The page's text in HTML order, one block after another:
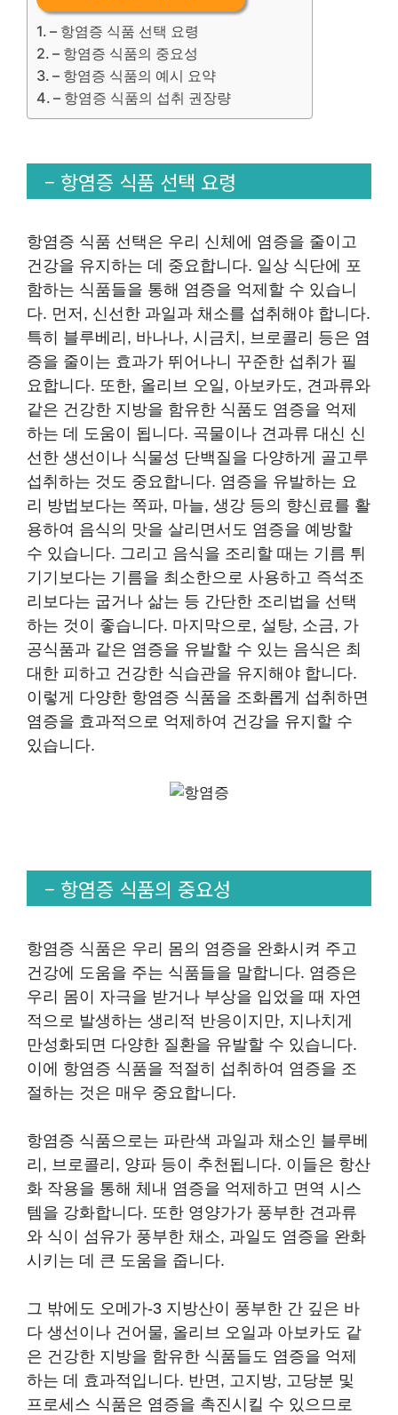
– 항염증 식품 선택 요령
– 항염증 식품의 중요성
– 항염증 식품의 예시 요약
– 항염증 식품의 섭취 권장량
– 항염증 식품 선택 요령
항염증 식품 선택은 우리 신체에 염증을 줄이고
건강을 유지하는 데 중요합니다. 일상 식단에 포
함하는 식품들을 통해 염증을 억제할 수 있습니
다. 먼저, 신선한 과일과 채소를 섭취해야 합니다.
특히 블루베리, 바나나, 시금치, 브로콜리 등은 염
증을 줄이는 효과가 뛰어나니 꾸준한 섭취가 필
요합니다. 또한, 올리브 오일, 아보카도, 견과류와
같은 건강한 지방을 함유한 식품도 염증을 억제
하는 데 도움이 됩니다. 곡물이나 견과류 대신 신
선한 생선이나 식물성 단백질을 다양하게 골고루
섭취하는 것도 중요합니다. 염증을 유발하는 요
리 방법보다는 쪽파, 마늘, 생강 등의 향신료를 활
용하여 음식의 맛을 살리면서도 염증을 예방할
수 있습니다. 그리고 음식을 조리할 때는 기름 튀
기기보다는 기름을 최소한으로 사용하고 즉석조
리보다는 굽거나 삶는 등 간단한 조리법을 선택
하는 것이 좋습니다. 마지막으로, 설탕, 소금, 가
공식품과 같은 염증을 유발할 수 있는 음식은 최
대한 피하고 건강한 식습관을 유지해야 합니다.
이렇게 다양한 항염증 식품을 조화롭게 섭취하면
염증을 효과적으로 억제하여 건강을 유지할 수
있습니다.
– 항염증 식품의 중요성
항염증 식품은 우리 몸의 염증을 완화시켜 주고
건강에 도움을 주는 식품들을 말합니다. 염증은
우리 몸이 자극을 받거나 부상을 입었을 때 자연
적으로 발생하는 생리적 반응이지만, 지나치게
만성화되면 다양한 질환을 유발할 수 있습니다.
이에 항염증 식품을 적절히 섭취하여 염증을 조
절하는 것은 매우 중요합니다.
항염증 식품으로는 파란색 과일과 채소인 블루베
리, 브로콜리, 양파 등이 추천됩니다. 이들은 항산
화 작용을 통해 체내 염증을 억제하고 면역 시스
템을 강화합니다. 또한 영양가가 풍부한 견과류
와 식이 섬유가 풍부한 채소, 과일도 염증을 완화
시키는 데 큰 도움을 줍니다.
그 밖에도 오메가-3 지방산이 풍부한 간 깊은 바
다 생선이나 건어물, 올리브 오일과 아보카도 같
은 건강한 지방을 함유한 식품들도 염증을 억제
하는 데 효과적입니다. 반면, 고지방, 고당분 및
프로세스 식품은 염증을 촉진시킬 수 있으므로